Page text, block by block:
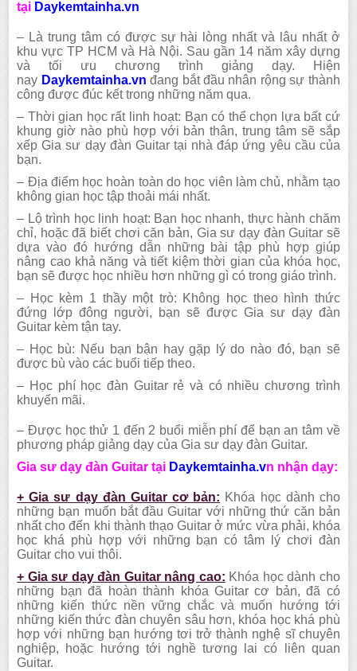
tại Daykemtainha.vn
– Là trung tâm có được sự hài lòng nhất và lâu nhất ở
khu vực TP HCM và Hà Nội. Sau gần 14 năm xây dựng
và tối ưu chương trình giảng dạy. Hiện
nay Daykemtainha.vnđang bắt đầu nhân rộng sự thành
công được đúc kết trong những năm qua.
– Thời gian học rất linh hoạt: Bạn có thể chọn lựa bất cứ
khung giờ nào phù hợp với bản thân, trung tâm sẽ sắp
xếp Gia sư dạy đàn Guitar tại nhà đáp ứng yêu cầu của
bạn.
– Địa điểm học hoàn toàn do học viên làm chủ, nhằm tạo
không gian học tập thoải mái nhất.
– Lộ trình học linh hoạt: Bạn học nhanh, thực hành chăm
chỉ, hoặc đã biết chơi căn bản, Gia sư dạy đàn Guitar sẽ
dựa vào đó hướng dẫn những bài tập phù hợp giúp
nâng cao khả năng và tiết kiệm thời gian của khóa học,
bạn sẽ được học nhiều hơn những gì có trong giáo trình.
– Học kèm 1 thầy một trò: Không học theo hình thức
đứng lớp đông người, bạn sẽ được Gia sư dạy đàn
Guitar kèm tận tay.
– Học bù: Nếu bạn bận hay gặp lý do nào đó, bạn sẽ
được bù vào các buổi tiếp theo.
– Học phí học đàn Guitar rẻ và có nhiều chương trình
khuyến mãi.
– Được học thử 1 đến 2 buổi miễn phí để bạn an tâm về
phương pháp giảng dạy của Gia sư dạy đàn Guitar.
Gia sư dạy đàn Guitar tại Daykemtainha.vn nhận dạy:
+ Gia sư dạy đàn Guitar cơ bản: Khóa học dành cho
những bạn muốn bắt đầu Guitar với những thứ căn bản
nhất cho đến khi thành thạo Guitar ở mức vừa phải, khóa
học khá phù hợp với những bạn có tâm lý chơi đàn
Guitar cho vui thôi.
+ Gia sư dạy đàn Guitar nâng cao: Khóa học dành cho
những bạn đã hoàn thành khóa Guitar cơ bản, đã có
những kiến thức nền vững chắc và muốn hướng tới
những kiến thức đàn chuyên sâu hơn, khóa học khá phù
hợp với những bạn hướng tơi trở thành nghệ sĩ chuyên
nghiệp, hoặc hướng tới nghề tương lai có liên quan
Guitar.